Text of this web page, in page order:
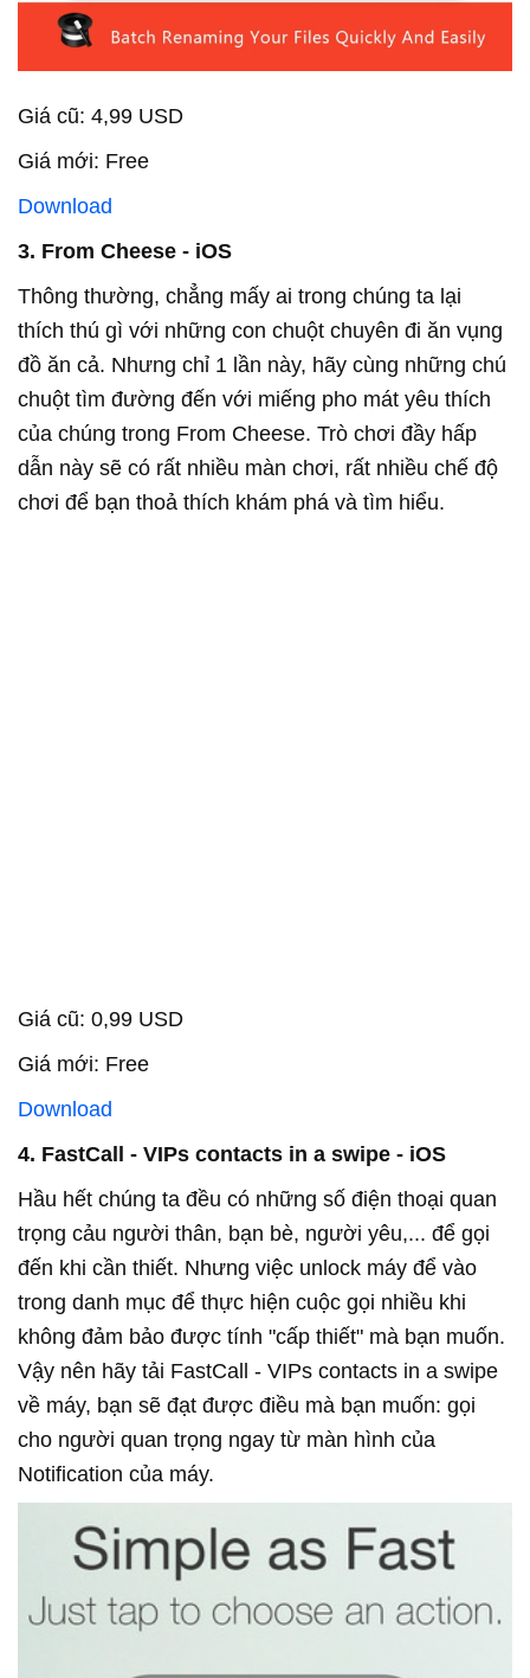
Giá cũ: 4,99 USD
Giá mới: Free
Download
3. From Cheese - iOS
Thông thường, chẳng mấy ai trong chúng ta lại
thích thú gì với những con chuột chuyên đi ăn vụng
đồ ăn cả. Nhưng chỉ 1 lần này, hãy cùng những chú
chuột tìm đường đến với miếng pho mát yêu thích
của chúng trong From Cheese. Trò chơi đầy hấp
dẫn này sẽ có rất nhiều màn chơi, rất nhiều chế độ
chơi để bạn thoả thích khám phá và tìm hiểu.
Giá cũ: 0,99 USD
Giá mới: Free
Download
4. FastCall - VIPs contacts in a swipe - iOS
Hầu hết chúng ta đều có những số điện thoại quan
trọng cảu người thân, bạn bè, người yêu,... để gọi
đến khi cần thiết. Nhưng việc unlock máy để vào
trong danh mục để thực hiện cuộc gọi nhiều khi
không đảm bảo được tính "cấp thiết" mà bạn muốn.
Vậy nên hãy tải FastCall - VIPs contacts in a swipe
về máy, bạn sẽ đạt được điều mà bạn muốn: gọi
cho người quan trọng ngay từ màn hình của
Notification của máy.